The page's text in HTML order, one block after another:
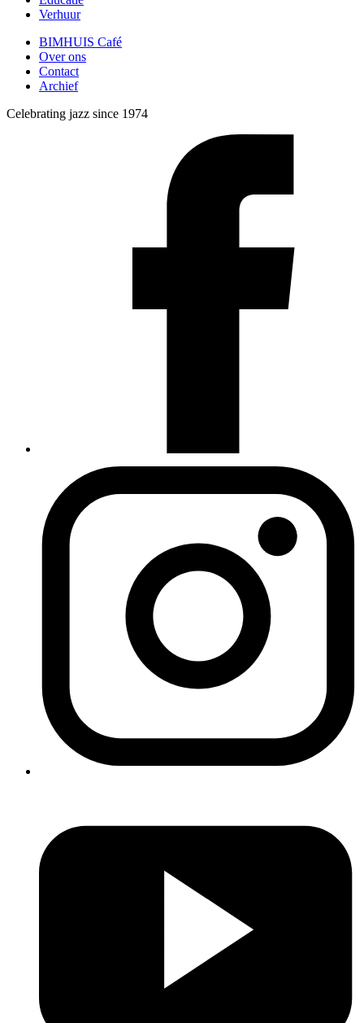
Verhuur
BIMHUIS Café
Over ons
Contact
Archief
Celebrating jazz since 1974